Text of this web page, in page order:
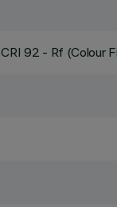
CRI92 - Rf (Colour